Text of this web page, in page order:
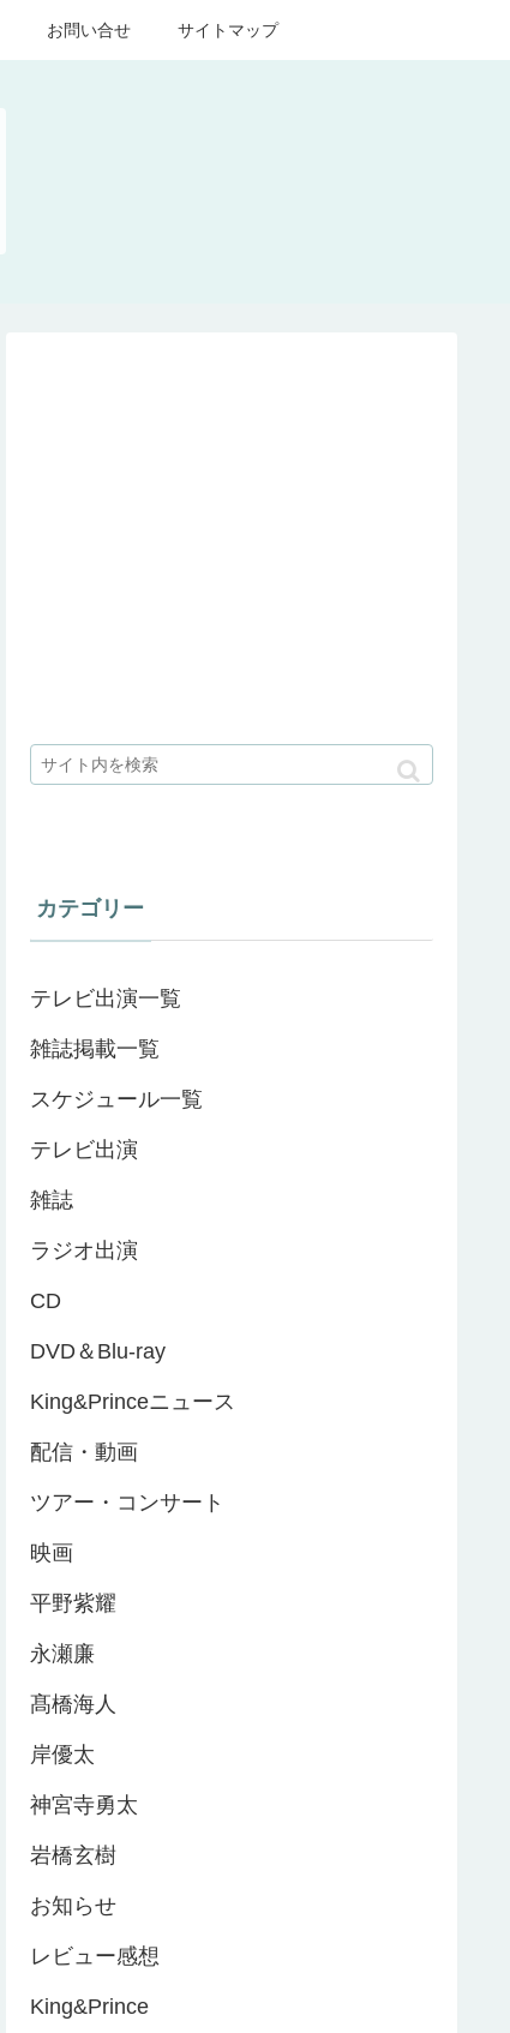
お問い合せ サイトマップ
カテゴリー
テレビ出演一覧
雑誌掲載一覧
スケジュール一覧
テレビ出演
雑誌
ラジオ出演
CD
DVD＆Blu-ray
King&Princeニュース
配信・動画
ツアー・コンサート
映画
平野紫耀
永瀬廉
髙橋海人
岸優太
神宮寺勇太
岩橋玄樹
お知らせ
レビュー感想
King&Prince